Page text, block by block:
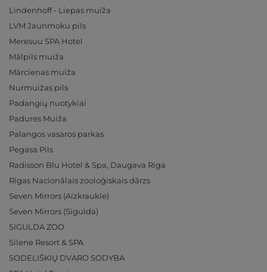
Lindenhoff - Liepas muiža
LVM Jaunmoku pils
Meresuu SPA Hotel
Mālpils muiža
Mārcienas muiža
Nurmuižas pils
Padangių nuotykiai
Padures Muiža
Palangos vasaros parkas
Pegasa Pils
Radisson Blu Hotel & Spa, Daugava Riga
Rīgas Nacionālais zooloģiskais dārzs
Seven Mirrors (Aizkraukle)
Seven Mirrors (Sigulda)
SIGULDA ZOO
Silene Resort & SPA
SODELIŠKIŲ DVARO SODYBA